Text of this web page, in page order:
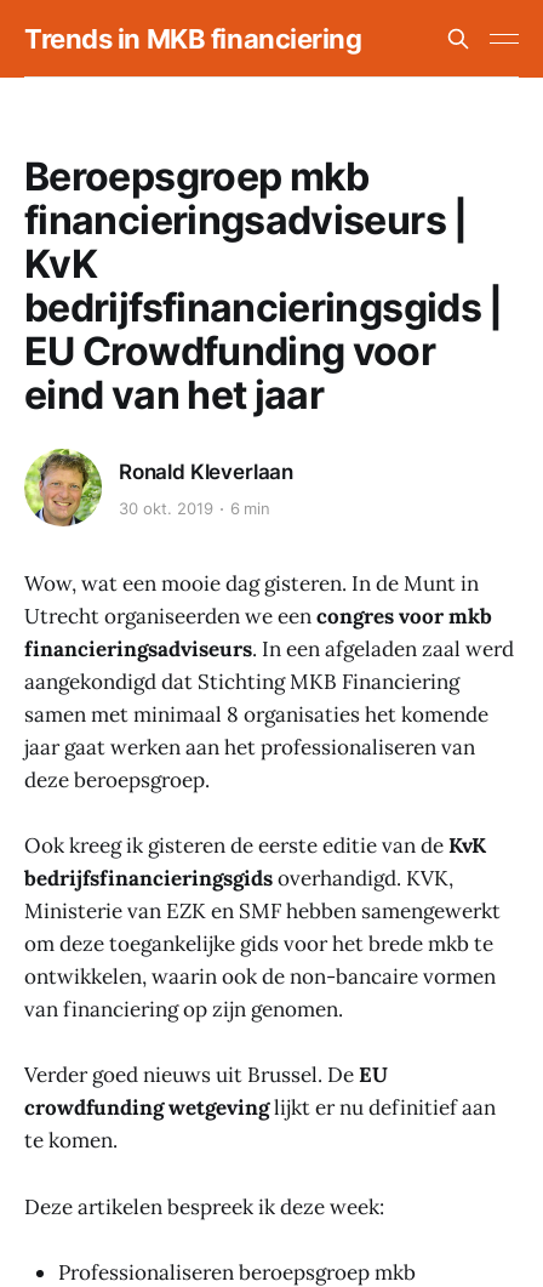
Trends in MKB financiering
Beroepsgroep mkb
financieringsadviseurs |
KvK
bedrijfsfinancieringsgids |
EU Crowdfunding voor
eind van het jaar
Ronald Kleverlaan
30 okt. 2019 6 min
Wow, wat een mooie dag gisteren. In de Munt in
Utrecht organiseerden we eencongres voor mkb
financieringsadviseurs. In een afgeladen zaal werd
aangekondigd dat Stichting MKB Financiering
samen met minimaal 8 organisaties het komende
jaar gaat werken aan het professionaliseren van
deze beroepsgroep.
Ook kreeg ik gisteren de eerste editie van deKvK
bedrijfsfinancieringsgidsoverhandigd. KVK,
Ministerie van EZK en SMF hebben samengewerkt
om deze toegankelijke gids voor het brede mkb te
ontwikkelen, waarin ook de non-bancaire vormen
van financiering op zijn genomen.
Verder goed nieuws uit Brussel. DeEU
crowdfunding wetgevinglijkt er nu definitief aan
te komen.
Deze artikelen bespreek ik deze week:
Professionaliseren beroepsgroep mkb